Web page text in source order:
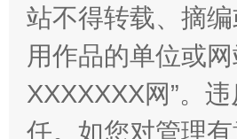
国家大学科技园优化重塑工作
站不得转载、摘
用作品的单位或
XXXXXXX网”。
任。如您对管理